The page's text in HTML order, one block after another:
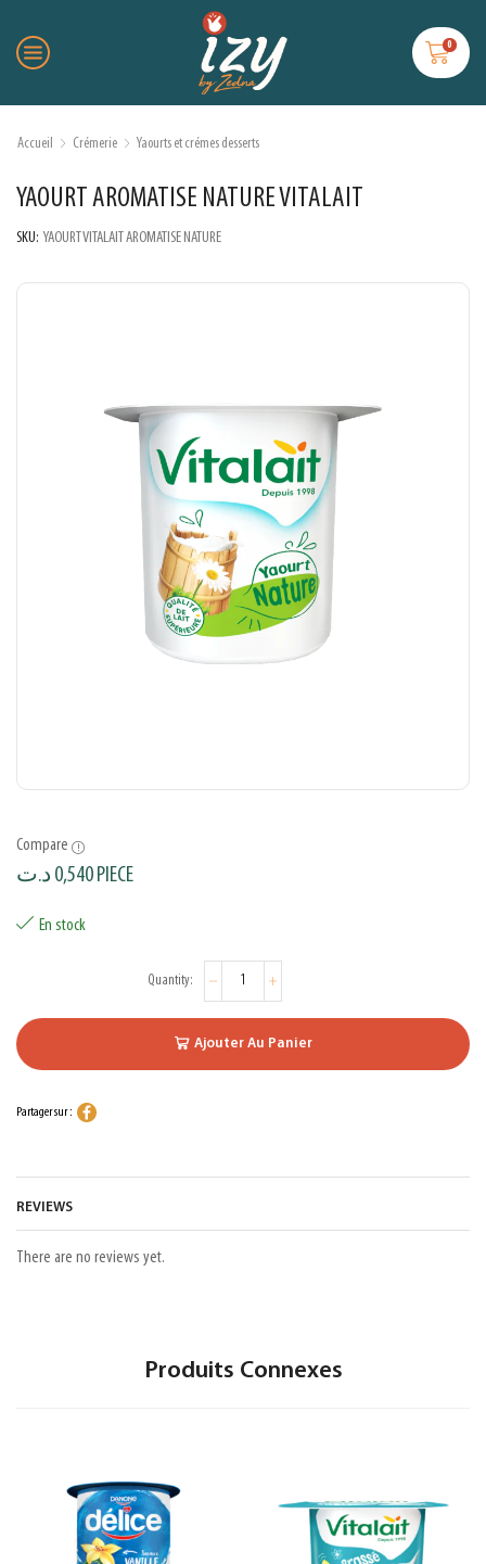
0
Accueil Crémerie Yaourts et crémes desserts
YAOURT AROMATISE NATURE VITALAIT
SKU: YAOURT VITALAIT AROMATISE NATURE
Compare
0,540د.ت PIECE
En stock
Ajouter Au Panier
Partager sur :
REVIEWS
There are no reviews yet.
Produits Connexes